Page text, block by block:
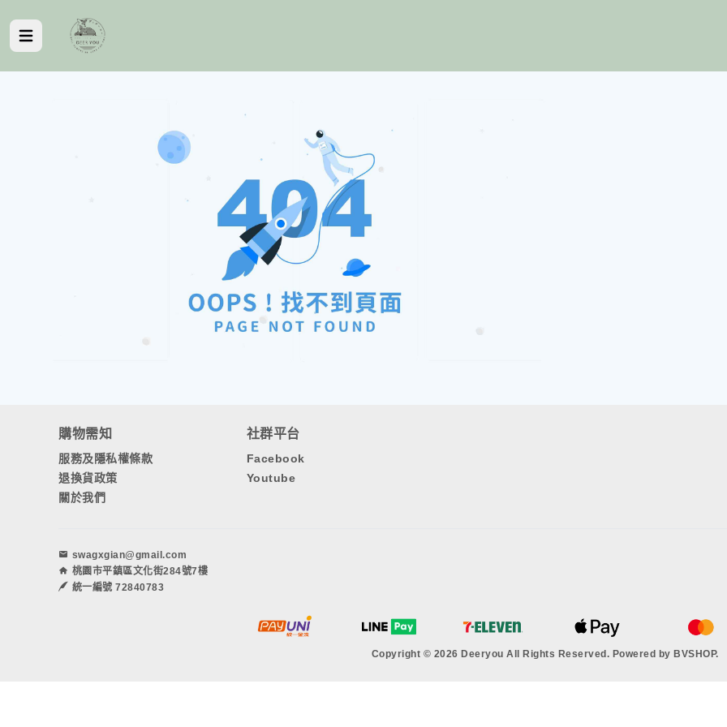
購物需知
服務及隱私權條款
退換貨政策
關於我們
社群平台
Facebook
Youtube
swagxgian@gmail.com
桃園市平鎮區文化街284號7樓
統一編號 72840783
Copyright © 2026 Deeryou All Rights Reserved. Powered by BVSHOP.